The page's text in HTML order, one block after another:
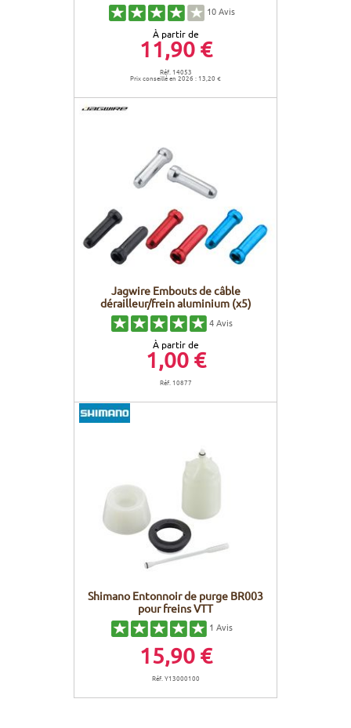
10Avis
À partir de
11,90 €
Réf. 14053
Prix conseillé en 2026 : 13,20 €
Jagwire Embouts de câble
dérailleur/frein aluminium (x5)
4Avis
À partir de
1,00 €
Réf. 10877
Shimano Entonnoir de purge BR003
pour freins VTT
1 Avis
15,90 €
Réf. Y13000100